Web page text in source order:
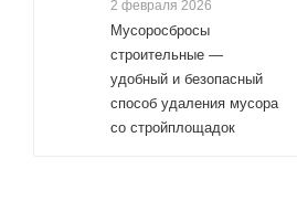
2 февраля 2026
Мусоросбросы
строительные —
удобный и безопасный
способ удаления мусора
со стройплощадок